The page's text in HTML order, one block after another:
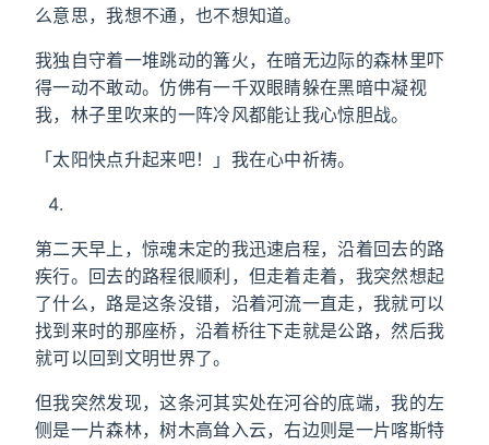
么意思，我想不通，也不想知道。
我独自守着一堆跳动的篝火，在暗无边际的森林里吓
得一动不敢动。仿佛有一千双眼睛躲在黑暗中凝视
我，林子里吹来的一阵冷风都能让我心惊胆战。
「太阳快点升起来吧！」我在心中祈祷。
第二天早上，惊魂未定的我迅速启程，沿着回去的路
疾行。回去的路程很顺利，但走着走着，我突然想起
了什么，路是这条没错，沿着河流一直走，我就可以
找到来时的那座桥，沿着桥往下走就是公路，然后我
就可以回到文明世界了。
但我突然发现，这条河其实处在河谷的底端，我的左
侧是一片森林，树木高耸入云，右边则是一片喀斯特